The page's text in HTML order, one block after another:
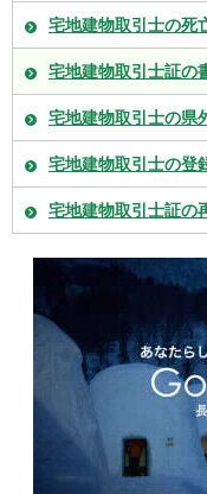
宅地建物取引士の死
宅地建物取引士証の
宅地建物取引士の県
宅地建物取引士の登
宅地建物取引士証の